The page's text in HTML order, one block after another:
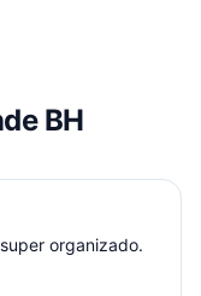
BH
organizado.